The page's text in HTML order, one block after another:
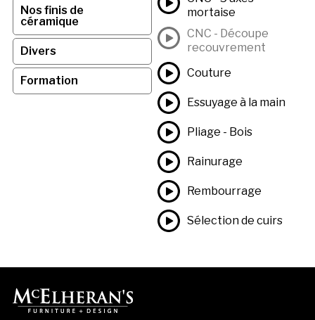
Nos finis de
céramique
Divers
Formation
mortaise
CNC - Découpe
recouvrement
Couture
Essuyage à la main
Pliage - Bois
Rainurage
Rembourrage
Sélection de cuirs